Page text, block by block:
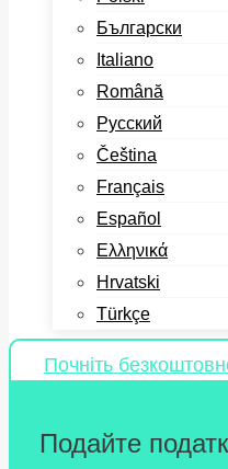
Български
Italiano
Română
Русский
Čeština
Français
Español
Ελληνικά
Hrvatski
Türkçe
Почніть
Подайте